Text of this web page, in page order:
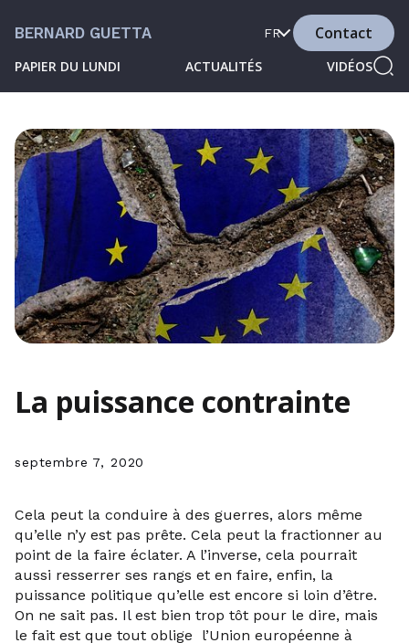
BERNARD GUETTA
PAPIER DU LUNDI ACTUALITÉS VIDÉOS
FR Contact
La puissance contrainte
septembre 7, 2020
Cela peut la conduire à des guerres, alors même
qu’elle n’y est pas prête. Cela peut la fractionner au
point de la faire éclater. A l’inverse, cela pourrait
aussi resserrer ses rangs et en faire, enfin, la
puissance politique qu’elle est encore si loin d’être.
On ne sait pas. Il est bien trop tôt pour le dire, mais
le fait est que tout oblige l’Union européenne à